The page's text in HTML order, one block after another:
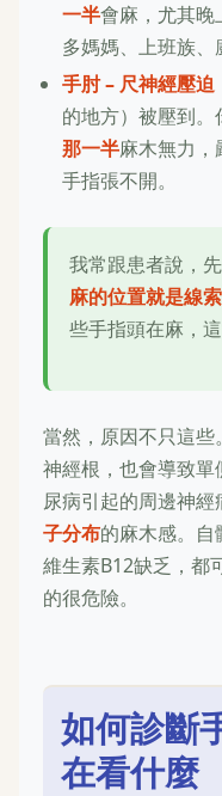
一半會麻，尤其晚
多媽媽、上班族、
手肘 – 尺神經壓迫
的地方）被壓到。
那一半麻木無力，
手指張不開。
我常跟患者說，
麻的位置就是線索
些手指頭在麻，
當然，原因不只這
神經根，也會導致
尿病引起的周邊神
子分布的麻木感。
維生素B12缺乏，都
的很危險。
如何診斷
在看什麼